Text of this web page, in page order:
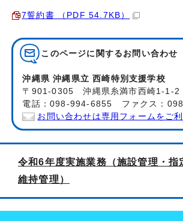
7誓約書 （PDF 54.7KB）
このページに関する お問い合わせ
沖縄県 沖縄県立 西崎特別支援学校
〒901-0305 沖縄県糸満市西崎1-1-2
電話：098-994-6855 ファクス：
お問い合わせは専用フォームをご利
令和6年度実施業務（施設管理・指
維持管理）